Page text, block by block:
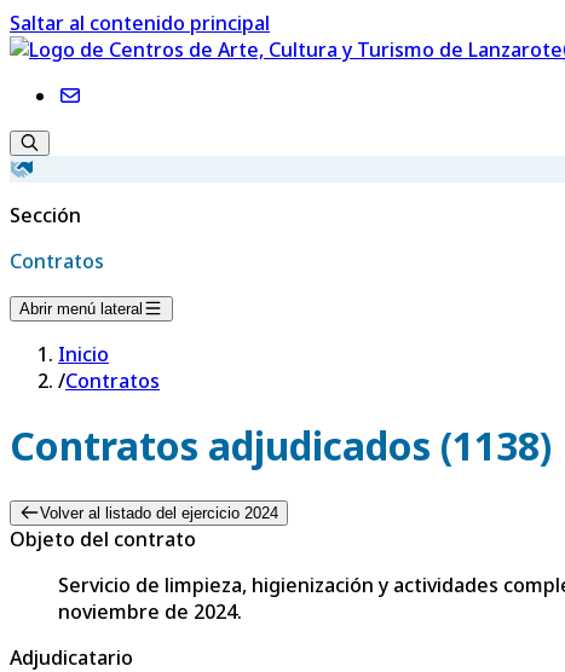
Saltar al contenido principal
Sección
Contratos
Abrir menú lateral
Inicio
/Contratos
Contratos adjudicados (1138)
Volver al listado del ejercicio 2024
Objeto del contrato
Servicio de limpieza, higienización y actividades
noviembre de 2024.
Adjudicatario